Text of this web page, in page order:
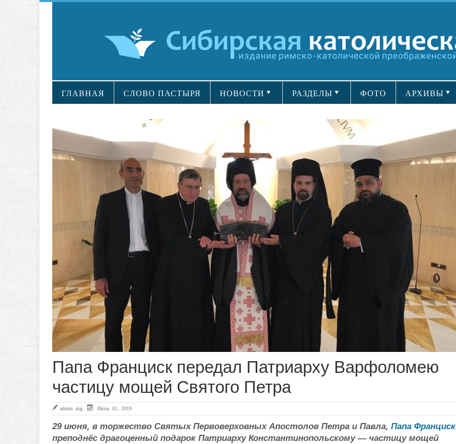
ГЛАВНАЯ СЛОВО ПАСТЫРЯ НОВОСТИ РАЗДЕЛЫ ФОТО АРХИВЫ
Папа Франциск передал Патриарху Варфоломею
частицу мощей Святого Петра
admin skg Июль 01, 2019
29 июня, в торжество Святых Первоверховных Апостолов Петра и Павла, Папа Франциск
преподнёс драгоценный подарок Патриарху Константинопольскому — частицу мощей